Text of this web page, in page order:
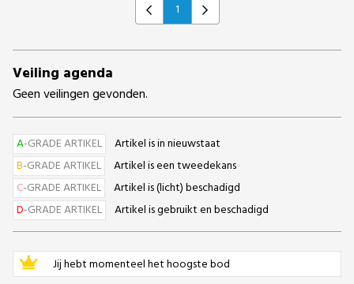
Previous
1 Next
Veiling agenda
Geen veilingen gevonden.
A-GRADE ARTIKEL
Artikel is in nieuwstaat
B-GRADE ARTIKEL
Artikel is een tweedekans
C-GRADE ARTIKEL
Artikel is (licht) beschadigd
D-GRADE ARTIKEL Artikel is gebruikt en beschadigd
Jij hebt momenteel het hoogste bod